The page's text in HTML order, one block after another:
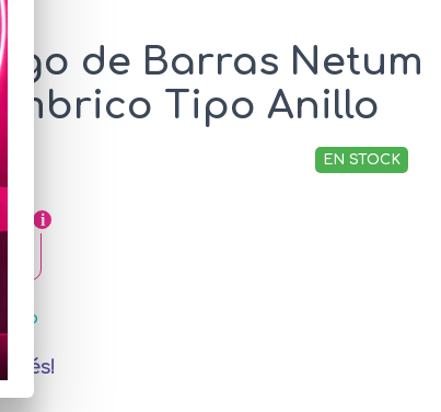
de Barras Netum
Tipo Anillo
EN STOCK